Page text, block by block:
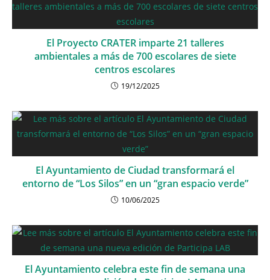
El Proyecto CRATER imparte 21 talleres
ambientales a más de 700 escolares de siete
centros escolares
19/12/2025
El Ayuntamiento de Ciudad transformará el
entorno de “Los Silos” en un “gran espacio verde”
10/06/2025
El Ayuntamiento celebra este fin de semana una